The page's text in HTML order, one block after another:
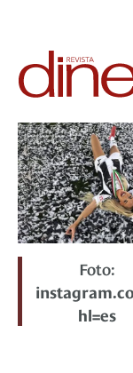
Foto:
hl=es